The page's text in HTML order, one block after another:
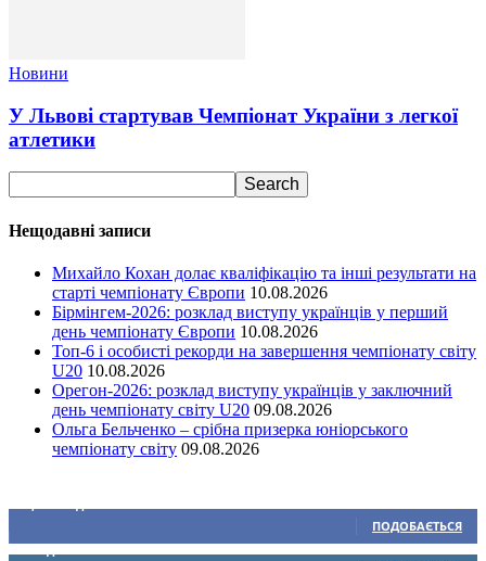
Новини
У Львові стартував Чемпіонат України з легкої
атлетики
Нещодавні записи
Михайло Кохан долає кваліфікацію та інші результати на
старті чемпіонату Європи 10.08.2026
Бірмінгем-2026: розклад виступу українців у перший
день чемпіонату Європи 10.08.2026
Топ-6 і особисті рекорди на завершення чемпіонату світу
U20 10.08.2026
Орегон-2026: розклад виступу українців у заключний
день чемпіонату світу U20 09.08.2026
Ольга Бельченко – срібна призерка юніорського
чемпіонату світу 09.08.2026
ПОДОБАЄТЬСЯ
0 Підписників